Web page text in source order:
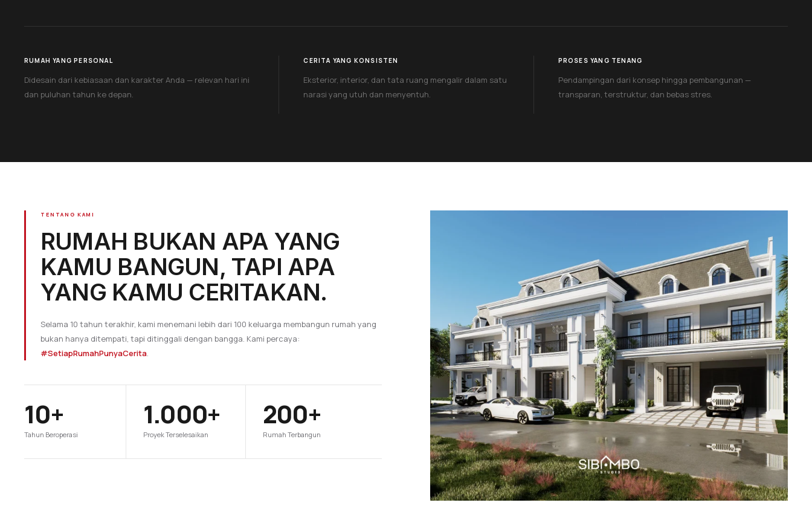
RUMAH YANG PERSONAL
Didesain dari kebiasaan dan karakter Anda — relevan hari ini
dan puluhan tahun ke depan.
CERITA YANG KONSISTEN
Eksterior, interior, dan tata ruang mengalir dalam satu
narasi yang utuh dan menyentuh.
PROSES YANG TENANG
Pendampingan dari konsep hingga pembangunan —
transparan, terstruktur, dan bebas stres.
TENTANG KAMI
RUMAH BUKAN APA YANG
KAMU BANGUN, TAPI APA
YANG KAMU CERITAKAN.
Selama 10 tahun terakhir, kami menemani lebih dari 100 keluarga membangun rumah yang
bukan hanya ditempati, tapi ditinggali dengan bangga. Kami percaya:
#SetiapRumahPunyaCerita.
10+
Tahun Beroperasi
1.000+
Proyek Terselesaikan
200+
Rumah Terbangun